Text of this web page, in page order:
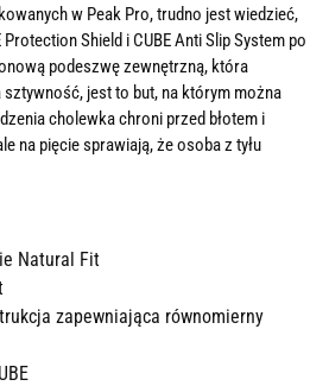
w Peak Pro, trudno jest wiedzieć,
Shield i CUBE Anti Slip System po
podeszwę zewnętrzną, która
jest to but, na którym można
cholewka chroni przed błotem i
na pięcie sprawiają, że osoba z tyłu
Natural Fit
zapewniająca równomierny